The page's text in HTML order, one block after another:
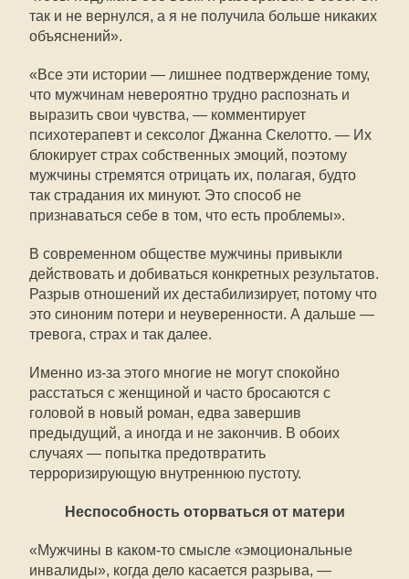
так и не вернулся, а я не получила больше никаких
объяснений».
«Все эти истории — лишнее подтверждение тому,
что мужчинам невероятно трудно распознать и
выразить свои чувства, — комментирует
психотерапевт и сексолог Джанна Скелотто. — Их
блокирует страх собственных эмоций, поэтому
мужчины стремятся отрицать их, полагая, будто
так страдания их минуют. Это способ не
признаваться себе в том, что есть проблемы».
В современном обществе мужчины привыкли
действовать и добиваться конкретных результатов.
Разрыв отношений их дестабилизирует, потому что
это синоним потери и неуверенности. А дальше —
тревога, страх и так далее.
Именно из-за этого многие не могут спокойно
расстаться с женщиной и часто бросаются с
головой в новый роман, едва завершив
предыдущий, а иногда и не закончив. В обоих
случаях — попытка предотвратить
терроризирующую внутреннюю пустоту.
Неспособность оторваться от матери
«Мужчины в каком-то смысле «эмоциональные
инвалиды», когда дело касается разрыва, —